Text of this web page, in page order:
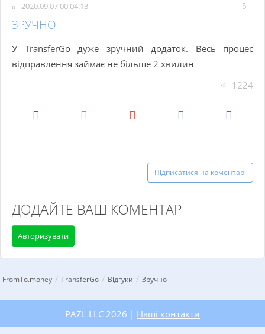
2020.09.07 00:04:13
ЗРУЧНО
У TransferGo дуже зручний додаток. Весь процес
відправлення займає не більше 2 хвилин
1224
Підписатися на коментарі
ДОДАЙТЕ ВАШ КОМЕНТАР
Авторизувати
FromTo.money / TransferGo / Відгуки / Зручно
PAZL LLC 2026 | Наші контакти